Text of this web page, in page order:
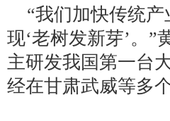
“我们加快传统
现‘老树发新芽’。
主研发我国第一台
经在甘肃武威等多